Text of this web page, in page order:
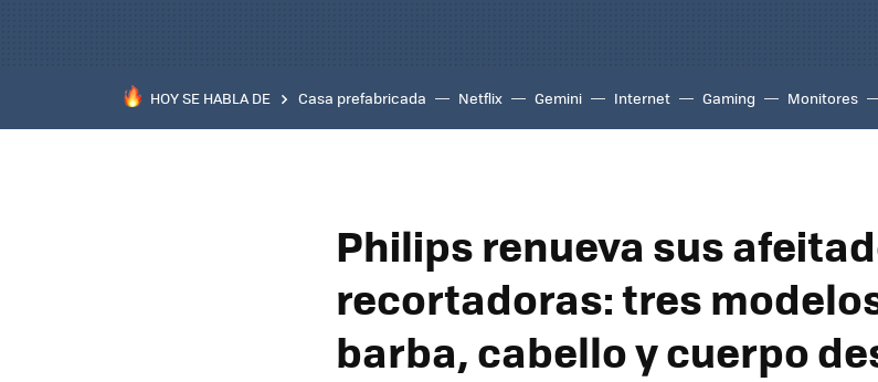
HOY SE HABLA DE Casa prefabricada Netflix Gemini Internet Gaming Monitores
Philips renueva sus
recortadoras: tres
barba, cabello y cuerpo